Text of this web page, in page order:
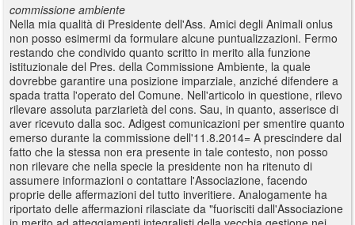
commissione ambiente
Nella mia qualità di Presidente dell'Ass. Amici degli Animali onlus
non posso esimermi da formulare alcune puntualizzazioni. Fermo
restando che condivido quanto scritto in merito alla funzione
istituzionale del Pres. della Commissione Ambiente, la quale
dovrebbe garantire una posizione imparziale, anziché difendere a
spada tratta l'operato del Comune. Nell'articolo in questione, rilevo
rilevare assoluta parziarietà del cons. Sau, in quanto, asserisce di
aver ricevuto dalla soc. Adigest comunicazioni per smentire quanto
emerso durante la commissione dell'11.8.2014= A prescindere dal
fatto che la stessa non era presente in tale contesto, non posso
non rilevare che nella specie la presidente non ha ritenuto di
assumere informazioni o contattare l'Associazione, facendo
proprie delle affermazioni del tutto inveritiere. Analogamente ha
riportato delle affermazioni rilasciate da "fuorisciti dall'Associazione